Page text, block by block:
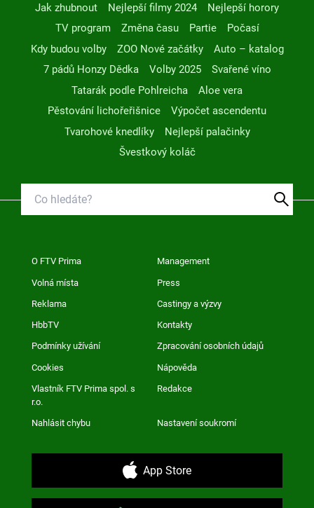
Jak zhubnout Nejlepší filmy 2024
Nejlepší horory
TV program
Změna času Partie
Počasí
Kdy budou volby
ZOO Nové začátky
Auto – katalog
7 pádů Honzy Dědka
Volby 2025
Svařené víno
Tatarák podle Pohlreicha
Aloe vera
Pěstování lichořeřišnice
Výpočet ascendentu
Tvarohové knedlíky
Nejlepší palačinky
Švestkový koláč
O FTV Prima Management
Volná místa Press
Reklama Castingy a výzvy
HbbTV Kontakty
Podmínky užívání Zpracování osobních údajů
Cookies Nápověda
Vlastník FTV Prima spol. s
r.o.
Redakce
Nahlásit chybu Nastavení soukromí
App Store